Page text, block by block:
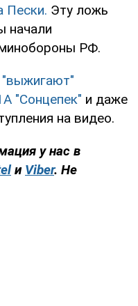
Пески. Эту ложь
начали
РФ.
"выжигают"
"Сонцепек" и даже
на видео.
у нас в
и Viber. Не